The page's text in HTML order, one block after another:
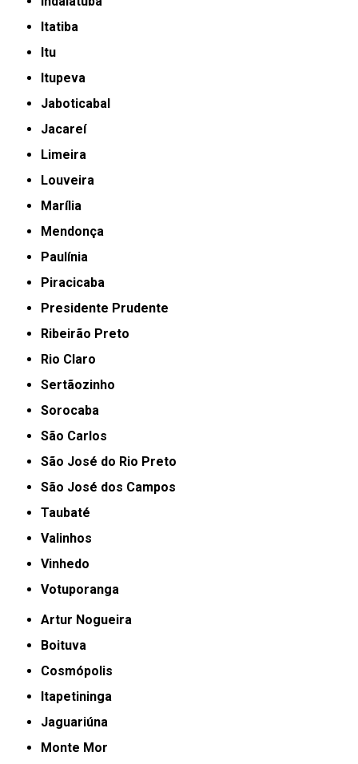
Itatiba
Itu
Itupeva
Jaboticabal
Jacareí
Limeira
Louveira
Marília
Mendonça
Paulínia
Piracicaba
Presidente Prudente
Ribeirão Preto
Rio Claro
Sertãozinho
Sorocaba
São Carlos
São José do Rio Preto
São José dos Campos
Taubaté
Valinhos
Vinhedo
Votuporanga
Artur Nogueira
Boituva
Cosmópolis
Itapetininga
Jaguariúna
Monte Mor